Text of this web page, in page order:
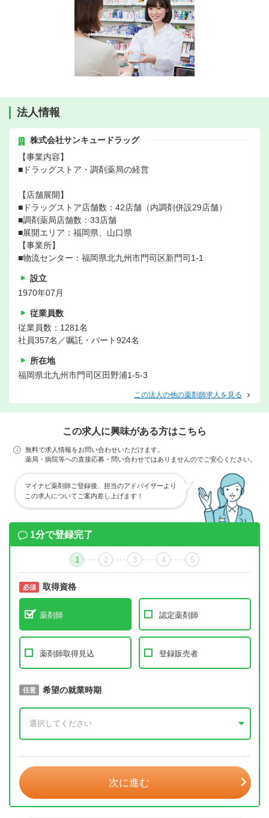
法人情報
株式会社サンキュードラッグ
【事業内容】
■ドラッグストア・調剤薬局の経営
【店舗展開】
■ドラッグストア店舗数：42店舗（内調剤併設29店舗）
■調剤薬局店舗数：33店舗
■展開エリア：福岡県、山口県
【事業所】
■物流センター：福岡県北九州市門司区新門司1-1
設立
1970年07月
従業員数
従業員数：1281名
社員357名／嘱託・パート924名
所在地
福岡県北九州市門司区田野浦1-5-3
この法人の他の薬剤師求人を見る
この求人に興味がある方はこちら
無料で求人情報をお問い合わせいただけます。
薬局・病院等への直接応募・問い合わせではありませんのでご安心ください。
マイナビ薬剤師ご登録後、担当のアドバイザーより
この求人についてご案内差し上げます！
1分で登録完了
1 2 3 4 5
必須 取得資格
薬剤師 認定薬剤師
薬剤師取得見込 登録販売者
必須 取得予定年
任意 希望の就業時期
次に進む